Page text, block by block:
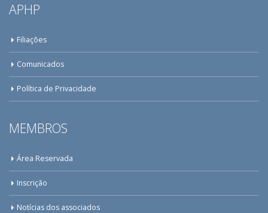
APHP
Filiações
Comunicados
Política de Privacidade
MEMBROS
Área Reservada
Inscrição
Notícias dos associados